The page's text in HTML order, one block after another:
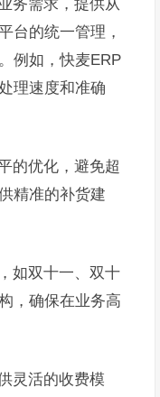
台的统一管理，
例如，快麦ERP
理速度和准确
的优化，避免超
精准的补货建
如双十一、双十
，确保在业务高
灵活的收费模